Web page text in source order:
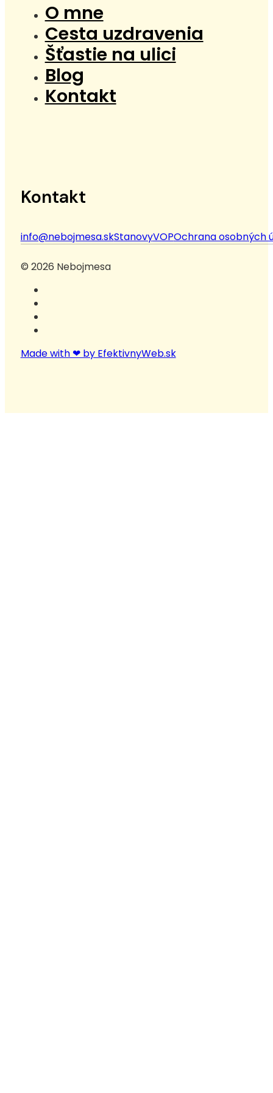
O mne
Cesta uzdravenia
Šťastie na ulici
Blog
Kontakt
Kontakt
info@nebojmesa.skStanovyVOPOchrana osobných
© 2026 Nebojmesa
Made with ❤ by EfektivnyWeb.sk